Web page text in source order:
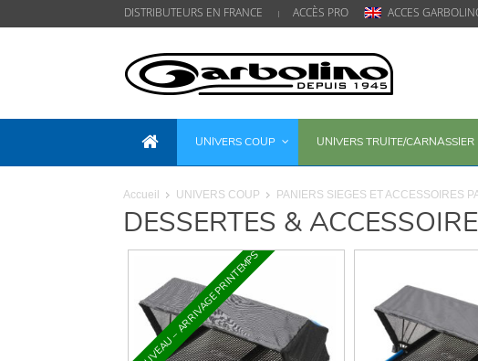
DISTRIBUTEURS EN FRANCE ACCÈS PRO ACCES
UNIVERS COUP UNIVERS TRUITE/CARNASSIER
Accueil UNIVERS COUP PANIERS SIEGES ET ACCESSOIRES
DESSERTES &